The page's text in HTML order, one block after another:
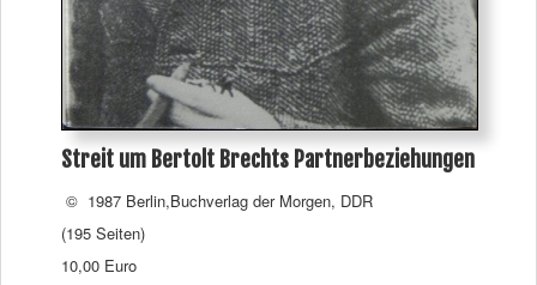
Streit um Bertolt Brechts Partnerbeziehungen
© 1987 Berlin,Buchverlag der Morgen, DDR
(195 Seiten)
10,00 Euro